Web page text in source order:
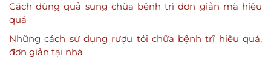
Cách dùng quả sung chữa bệnh trĩ đơn giản mà hiệu
quả
Những cách sử dụng rượu tỏi chữa bệnh trĩ hiệu quả,
đơn giản tại nhà